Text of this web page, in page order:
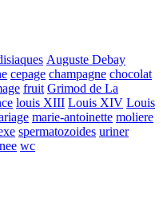
Auguste Debay
cepage champagne chocolat
fruit Grimod de La
louis XIII Louis XIV Louis
marie-antoinette moliere
spermatozoides uriner
wc